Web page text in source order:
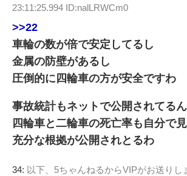
23:11:25.994 ID:nalLRWCm0
>>22
車輪の数が倍で安定してるし
金属の防壁があるし
圧倒的に四輪車の方が安全ですわ
事故統計もネットで公開されてる
四輪車と二輪車の死亡率も自分で
充分な根拠が公開されとるわ
34: 以下、5ちゃんねるからVIPがお送りし